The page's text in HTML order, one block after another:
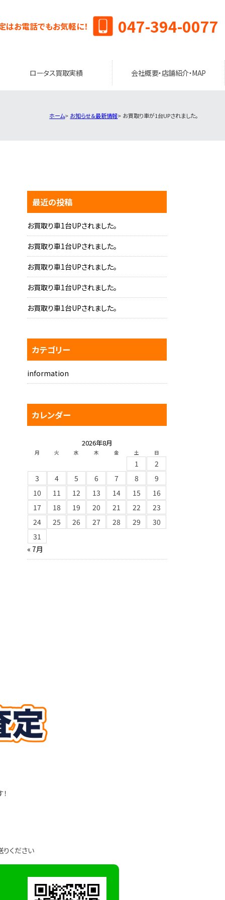
はお電話でもお気軽に！ 047-394-0077
ロータス買取実績 会社概要・店舗紹介・MAP
ホーム お知らせ＆最新情報 お買取り車が1台UPされました。
最近の投稿
お買取り車1台UPされました。
お買取り車1台UPされました。
お買取り車1台UPされました。
お買取り車1台UPされました。
お買取り車1台UPされました。
カテゴリー
information
カレンダー
2026年8月
月 火 水 木 金 土 日
1
2
3
4 5 6 7 8
9
10
11 12 13 14 15
16
17
18 19 20 21 22
23
24
25 26 27 28 29
30
31
« 7月
ください